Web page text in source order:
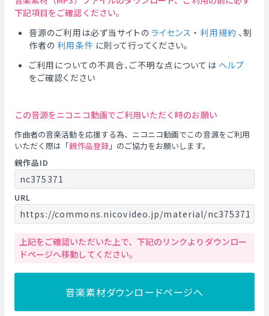
下記項目をご確認ください。
音源のご利用は必ず当サイトの ライセンス ・ 利用規約 、制
作者の 利用条件 に則って行ってください。
ご利用についての不具合、ご不明な点については ヘルプ
をご確認ください
この音源をニコニコ動画でご利用いただく時のお願い
作曲者の音楽活動を応援する為、ニコニコ動画でこの音源をご利用
いただく際は「親作品登録」のご協力をお願いします。
親作品ID
nc375371
URL
https://commons.nicovideo.jp/material/nc375371
上記をご確認いただいた上で、下記のリンクよりダウンロー
ドページへ移動してください。
音楽素材ダウンロードページへ